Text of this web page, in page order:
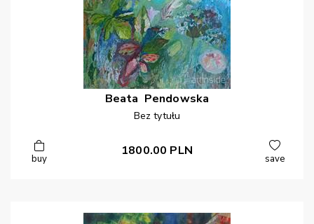
Beata Pendowska
Bez tytułu
buy
1800.00 PLN
save